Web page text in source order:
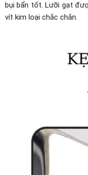
bụi bẩn tốt. Lưỡi gạt
vít kim loại chắc chắn.